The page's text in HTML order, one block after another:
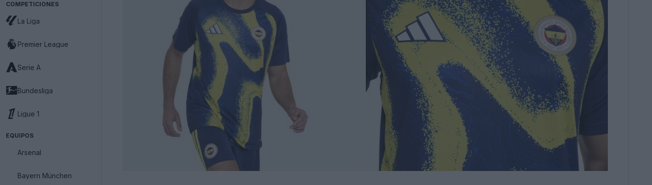
COMPETICIONES
La Liga
Premier League
Serie A
Bundesliga
Ligue 1
EQUIPOS
Arsenal
Bayern München